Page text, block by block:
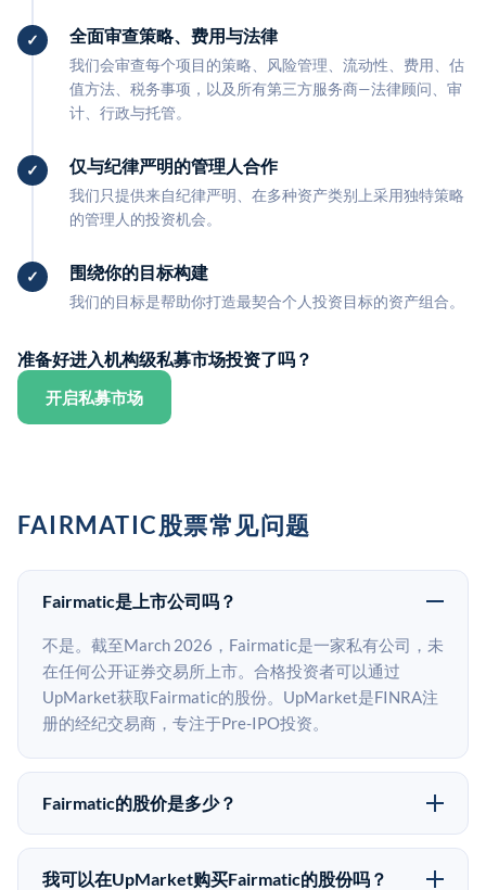
全面审查策略、费用与法律
我们会审查每个项目的策略、风险管理、流动性、费用、估
值方法、税务事项，以及所有第三方服务商—法律顾问、审
计、行政与托管。
仅与纪律严明的管理人合作
我们只提供来自纪律严明、在多种资产类别上采用独特策略
的管理人的投资机会。
围绕你的目标构建
我们的目标是帮助你打造最契合个人投资目标的资产组合。
准备好进入机构级私募市场投资了吗？
开启私募市场
FAIRMATIC股票常见问题
Fairmatic是上市公司吗？
不是。截至March 2026，Fairmatic是一家私有公司，未
在任何公开证券交易所上市。合格投资者可以通过
UpMarket获取Fairmatic的股份。UpMarket是FINRA注
册的经纪交易商，专注于Pre-IPO投资。
Fairmatic的股价是多少？
Fairmatic没有公开股价，因为它是一家私有公司。最近
的已知股价来自其最近一轮融资。 二级市场上的Pre-
我可以在UpMarket购买Fairmatic的股份吗？